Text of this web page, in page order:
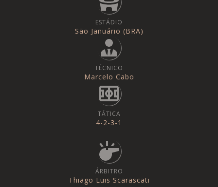
ESTÁDIO
São Januário (BRA)
TÉCNICO
Marcelo Cabo
TÁTICA
4-2-3-1
ÁRBITRO
Thiago Luis Scarascati